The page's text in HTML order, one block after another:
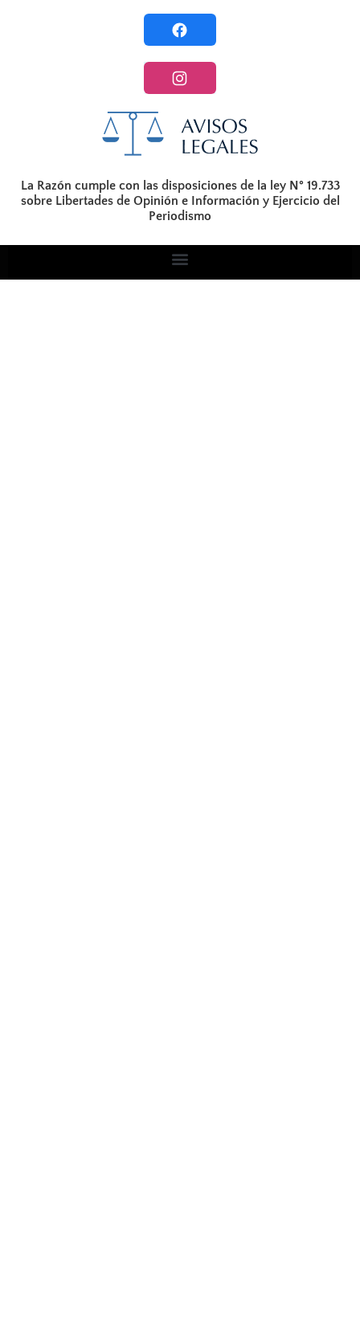
La Razón cumple con las disposiciones de la ley N° 19.733
sobre Libertades de Opinión e Información y Ejercicio del
Periodismo